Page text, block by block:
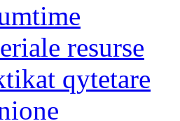
resurse
qytetare